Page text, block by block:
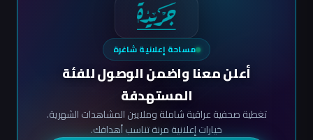
مساحة إعلانية شاغرة
أعلن معنا واضمن الوصول للفئة
المستهدفة
تغطية صحفية عراقية شاملة وملايين المشاهدات الشهرية.
خيارات إعلانية مرنة تناسب أهدافك.